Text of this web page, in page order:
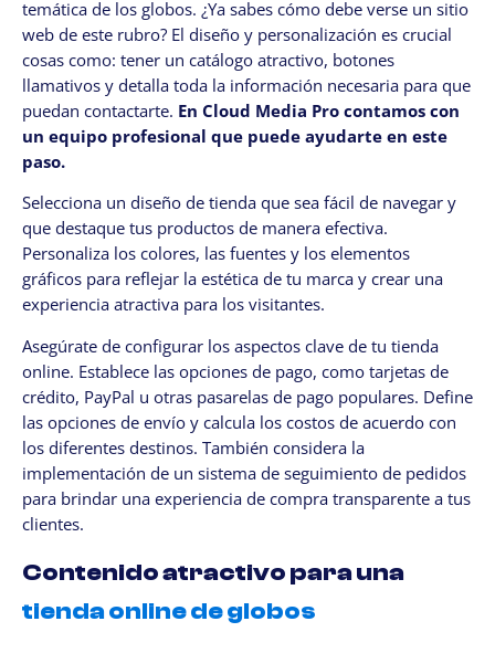
temática de los globos. ¿Ya sabes cómo debe verse un sitio
web de este rubro? El diseño y personalización es crucial
cosas como: tener un catálogo atractivo, botones
llamativos y detalla toda la información necesaria para que
puedan contactarte. En Cloud Media Pro contamos con
un equipo profesional que puede ayudarte en este
paso.
Selecciona un diseño de tienda que sea fácil de navegar y
que destaque tus productos de manera efectiva.
Personaliza los colores, las fuentes y los elementos
gráficos para reflejar la estética de tu marca y crear una
experiencia atractiva para los visitantes.
Asegúrate de configurar los aspectos clave de tu tienda
online. Establece las opciones de pago, como tarjetas de
crédito, PayPal u otras pasarelas de pago populares. Define
las opciones de envío y calcula los costos de acuerdo con
los diferentes destinos. También considera la
implementación de un sistema de seguimiento de pedidos
para brindar una experiencia de compra transparente a tus
clientes.
Contenido atractivo para una
tienda online de globos